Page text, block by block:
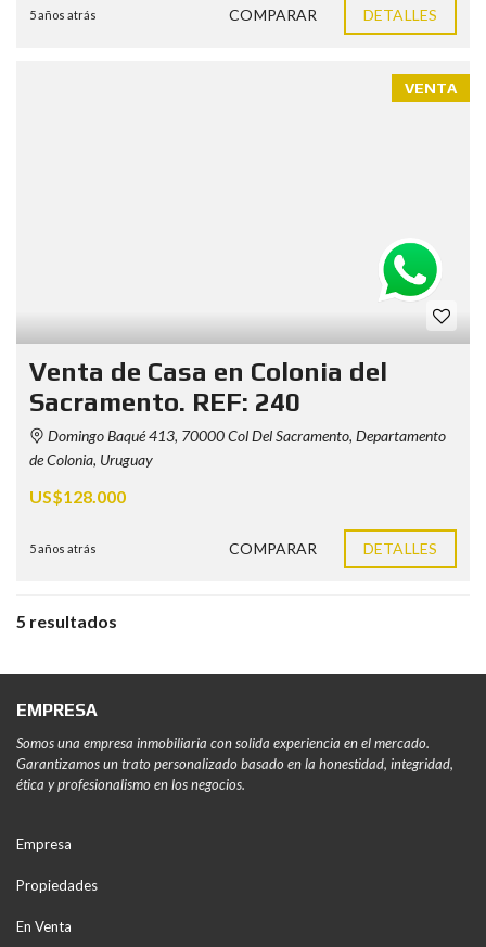
5 años atrás COMPARAR DETALLES
VENTA
Venta de Casa en Colonia del
Sacramento. REF: 240
Domingo Baqué 413, 70000 Col Del Sacramento, Departamento
de Colonia, Uruguay
US$128.000
5 años atrás COMPARAR DETALLES
5 resultados
EMPRESA
Somos una empresa inmobiliaria con solida experiencia en el mercado.
Garantizamos un trato personalizado basado en la honestidad, integridad,
ética y profesionalismo en los negocios.
Empresa
Propiedades
En Venta